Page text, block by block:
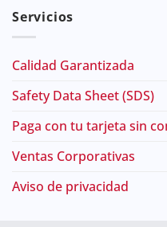
Servicios
Calidad Garantizada
Safety Data Sheet (SDS)
Paga con tu tarjeta sin
Ventas Corporativas
Aviso de privacidad